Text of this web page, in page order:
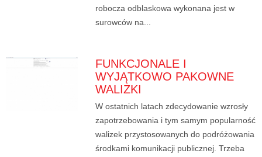
robocza odblaskowa wykonana jest w
surowców na...
FUNKCJONALE I
WYJĄTKOWO PAKOWNE
WALIZKI
W ostatnich latach zdecydowanie wzrosły
zapotrzebowania i tym samym popularność
walizek przystosowanych do podróżowania
środkami komunikacji publicznej. Trzeba